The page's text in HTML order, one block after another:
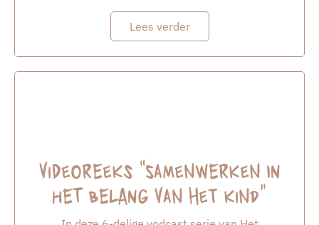
Lees verder
Videoreeks “Samenwerken in
het belang van het kind”